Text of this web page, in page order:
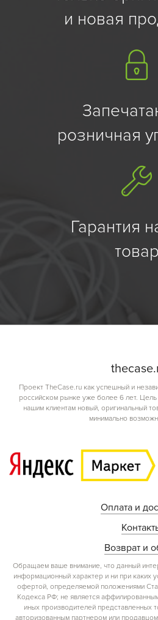
и новая
розничная
Гарантия
товар
thecase.
Проект TheCase.ru как успешный и
российском рынке уже более 6 лет.
нашим клиентам новый, оригинальный
минимально
Оплата и
Возврат и
Обращаем ваше внимание, что данный
информационный характер и ни при каких
офертой, определяемой положениями
Кодекса РФ; не является
иных производителей представленных
авторизованным партнером или